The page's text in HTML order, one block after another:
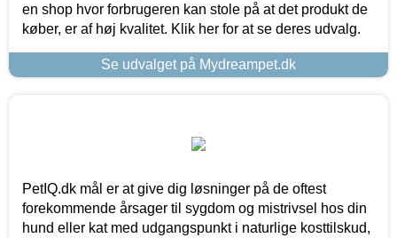
en shop hvor forbrugeren kan stole på at det produkt de
køber, er af høj kvalitet. Klik her for at se deres udvalg.
Se udvalget på Mydreampet.dk
PetIQ.dk mål er at give dig løsninger på de oftest
forekommende årsager til sygdom og mistrivsel hos din
hund eller kat med udgangspunkt i naturlige kosttilskud,